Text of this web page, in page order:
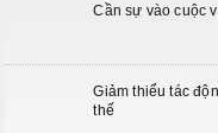
Cần sự vào cuộc
Giảm thiểu tác
thế